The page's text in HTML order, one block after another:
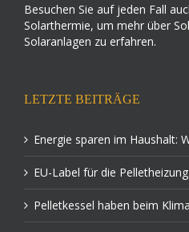
Besuchen Sie auf jeden Fall
Solarthermie, um mehr über
Solaranlagen zu erfahren.
LETZTE BEITRÄGE
Energie sparen im Haushalt:
EU-Label für die Pelletheizung
Pelletkessel haben beim